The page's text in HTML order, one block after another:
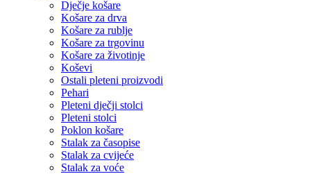
Dječje košare
Košare za drva
Košare za rublje
Košare za trgovinu
Košare za životinje
Koševi
Ostali pleteni proizvodi
Pehari
Pleteni dječji stolci
Pleteni stolci
Poklon košare
Stalak za časopise
Stalak za cvijeće
Stalak za voće